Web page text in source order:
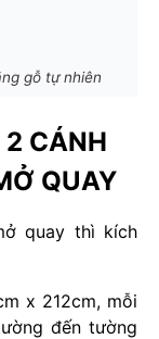
gỗ tự nhiên
CÁNH
QUAY
quay thì kích
x 212cm, mỗi
đến tường